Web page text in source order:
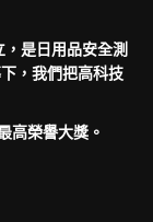
是日用品安全測
，我們把高科技
高榮譽大獎。